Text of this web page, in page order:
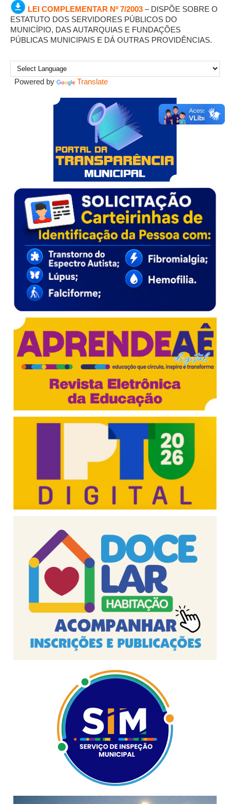
LEI COMPLEMENTAR Nº 7/2003 – DISPÕE SOBRE O
ESTATUTO DOS SERVIDORES PÚBLICOS DO
MUNICÍPIO, DAS AUTARQUIAS E FUNDAÇÕES
PÚBLICAS MUNICIPAIS E DÁ OUTRAS PROVIDÊNCIAS.
Powered by Translate